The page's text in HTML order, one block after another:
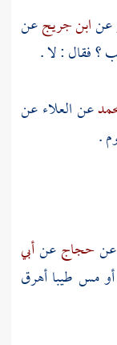
عنابن جريجعن
؟ فقال : لا .
عنالعلاءعن
.
عنحجاجعنأبي
أو مس طيبا أهرق